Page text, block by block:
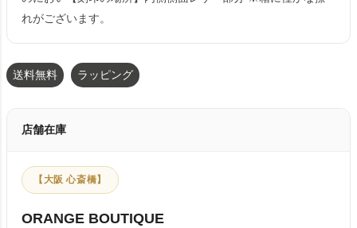
れがございます。
送料無料 ラッピング
店舗在庫
【大阪 心斎橋】
ORANGE BOUTIQUE